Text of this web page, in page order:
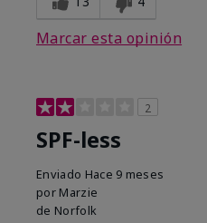
Marcar esta opinión
2
SPF-less
Enviado Hace 9 meses
por Marzie
de Norfolk